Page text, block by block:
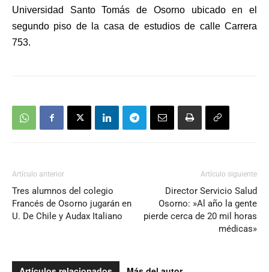
Universidad Santo Tomás de Osorno ubicado en el
segundo piso de la casa de estudios de calle Carrera
753.
Artículo anterior
Tres alumnos del colegio
Francés de Osorno jugarán en
U. De Chile y Audax Italiano
Artículo siguiente
Director Servicio Salud
Osorno: »Al año la gente
pierde cerca de 20 mil horas
médicas»